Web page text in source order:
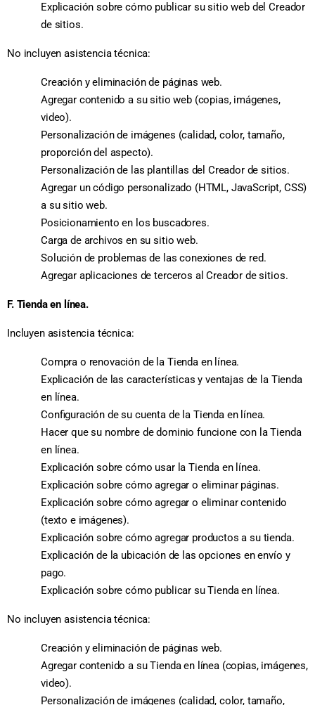
Explicación sobre cómo publicar su sitio web del Creador
de sitios.
No incluyen asistencia técnica:
Creación y eliminación de páginas web.
Agregar contenido a su sitio web (copias, imágenes,
video).
Personalización de imágenes (calidad, color, tamaño,
proporción del aspecto).
Personalización de las plantillas del Creador de sitios.
Agregar un código personalizado (HTML, JavaScript, CSS)
a su sitio web.
Posicionamiento en los buscadores.
Carga de archivos en su sitio web.
Solución de problemas de las conexiones de red.
Agregar aplicaciones de terceros al Creador de sitios.
F. Tienda en línea.
Incluyen asistencia técnica:
Compra o renovación de la Tienda en línea.
Explicación de las características y ventajas de la Tienda
en línea.
Configuración de su cuenta de la Tienda en línea.
Hacer que su nombre de dominio funcione con la Tienda
en línea.
Explicación sobre cómo usar la Tienda en línea.
Explicación sobre cómo agregar o eliminar páginas.
Explicación sobre cómo agregar o eliminar contenido
(texto e imágenes).
Explicación sobre cómo agregar productos a su tienda.
Explicación de la ubicación de las opciones en envío y
pago.
Explicación sobre cómo publicar su Tienda en línea.
No incluyen asistencia técnica:
Creación y eliminación de páginas web.
Agregar contenido a su Tienda en línea (copias, imágenes,
video).
Personalización de imágenes (calidad, color, tamaño,